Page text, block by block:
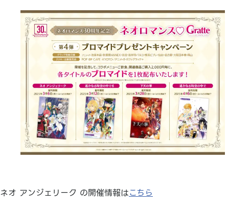
ネオ アンジェリーク の開催情報はこちら